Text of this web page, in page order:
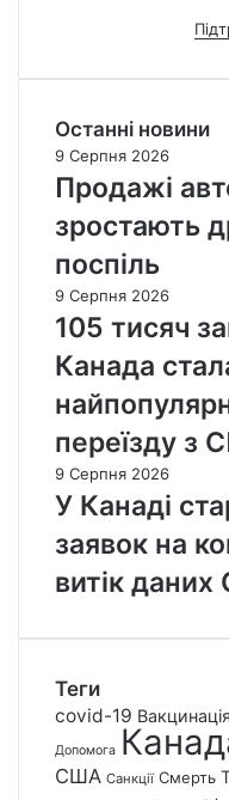
Останні новини
9 Серпня 2026
Продажі
зростають
поспіль
9 Серпня 2026
105 тисяч
Канада
переїзду з
9 Серпня 2026
У Канаді
заявок на
витік даних
Теги
covid-19 Вакцинація
Допомога
США Санкції Смерть